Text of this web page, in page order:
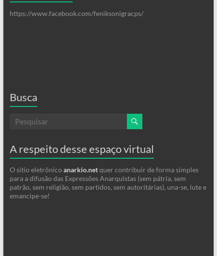
https://www.facebook.com/feniksonigracps/
Busca
A respeito desse espaço virtual
O sitio eletrônico anarkio.netquer contribuir de forma simples
para a difusão das Expressões Anarquistas (sem pátria, sem
patrão, sem religião, sem partidos, sem autoritárias), una-se, lute e
emancipe-se!